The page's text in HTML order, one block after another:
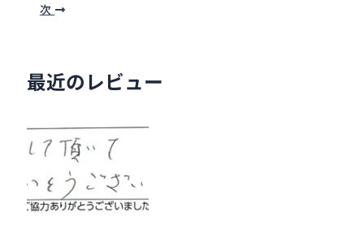
次
最近のレビュー